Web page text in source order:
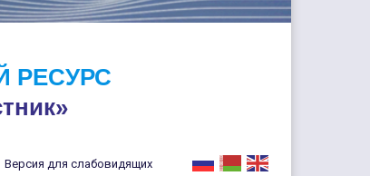
РЕСУРС
Версия для слабовидящих